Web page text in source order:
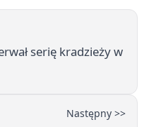
serię kradzieży w
Następny >>